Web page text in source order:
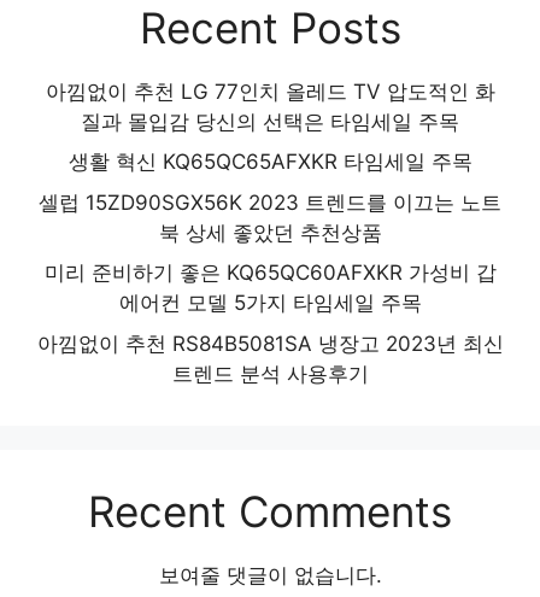
Recent Posts
아낌없이 추천 LG 77인치 올레드 TV 압도적인 화
질과 몰입감 당신의 선택은 타임세일 주목
생활 혁신 KQ65QC65AFXKR 타임세일 주목
셀럽 15ZD90SGX56K 2023 트렌드를 이끄는 노트
북 상세 좋았던 추천상품
미리 준비하기 좋은 KQ65QC60AFXKR 가성비 갑
에어컨 모델 5가지 타임세일 주목
아낌없이 추천 RS84B5081SA 냉장고 2023년 최신
트렌드 분석 사용후기
Recent Comments
보여줄 댓글이 없습니다.